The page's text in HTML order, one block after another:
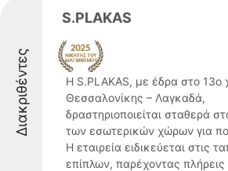
Διακριθέντες
S.PLAKAS
Η S.PLAKAS, με έδρα στο 13ο
Θεσσαλονίκης – Λαγκαδά,
δραστηριοποιείται σταθερά
των εσωτερικών χώρων για
Η εταιρεία ειδικεύεται στις
επίπλων, παρέχοντας πλήρεις